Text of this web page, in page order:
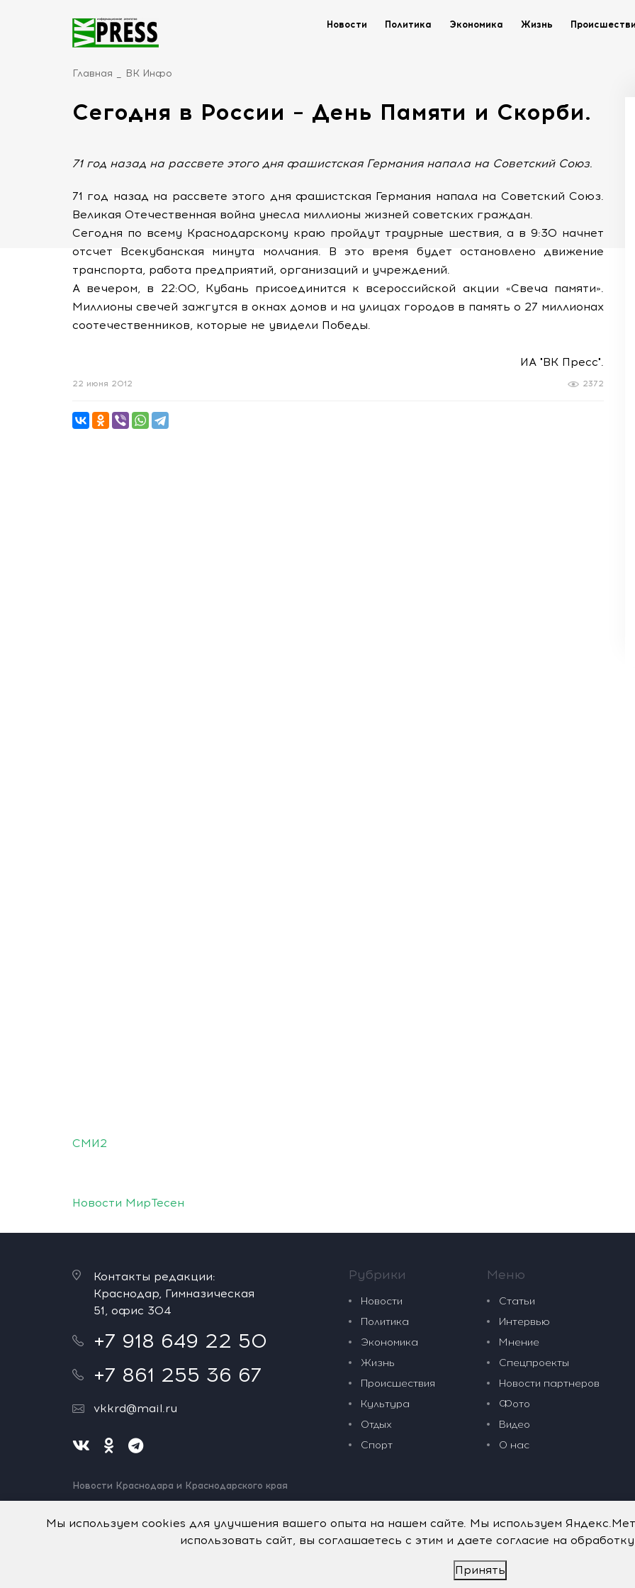
Новости Политика Экономика Жизнь
Главная ВК Инфо
Сегодня в России – День Памяти и Скорби.
71 год назад на рассвете этого дня фашистская Германия напала на Советский Союз.
71 год назад на рассвете этого дня фашистская Германия напала на Советский Союз.
Великая Отечественная война унесла миллионы жизней советских граждан.
Сегодня по всему Краснодарскому краю пройдут траурные шествия, а в 9:30 начнет
отсчет Всекубанская минута молчания. В это время будет остановлено движение
транспорта, работа предприятий, организаций и учреждений.
А вечером, в 22:00, Кубань присоединится к всероссийской акции «Свеча памяти».
Миллионы свечей зажгутся в окнах домов и на улицах городов в память о 27 миллионах
соотечественников, которые не увидели Победы.
ИА "ВК Пресс".
2372
22 июня 2012
СМИ2
Новости МирТесен
Контакты редакции:
Краснодар, Гимназическая
51, офис 304
+7 918 649 22 50
+7 861 255 36 67
vkkrd@mail.ru
Новости Краснодара и Краснодарского края
Нашли ошибку? Выделите и нажмите Ctrl+Enter.
Рубрики
Новости
Политика
Экономика
Жизнь
Происшествия
Культура
Отдых
Спорт
Меню
Статьи
Интервью
Мнение
Спецпроекты
Новости партнеров
Фото
Видео
О нас
Политика обработки персональных данных
© Авторское право на систему визуализации содержимого портала vkpress.ru, а также на исходные данные, включая
Мы используем cookies для улучшения вашего опыта на нашем сайте. Мы используем
использовать сайт, вы соглашаетесь с этим и даете согласие на
Принять